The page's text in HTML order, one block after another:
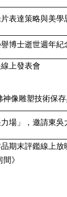
表達策略與美
博士逝世週年紀
上發表會
神像雕塑技術保
場」，邀請東
期末評鑑線上放
》